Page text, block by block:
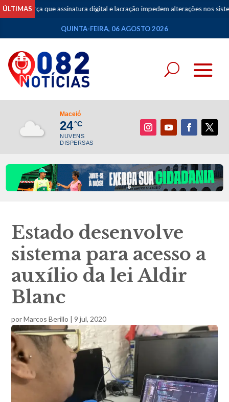
ÚLTIMAS
que assinatura digital e lacração impedem alterações nos sistemas das
QUINTA-FEIRA, 06 AGOSTO 2026
Maceió
24°C
NUVENS
DISPERSAS
Estado desenvolve
sistema para acesso a
auxílio da lei Aldir
Blanc
porMarcos Berillo |9 jul, 2020